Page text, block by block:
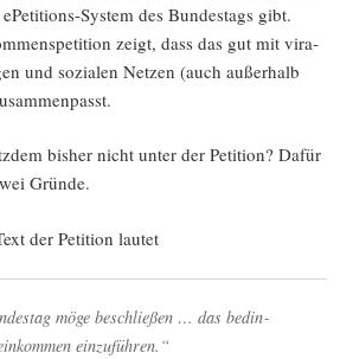
Sys­tem des Bun­des­tags gibt.
zeigt, dass das gut mit vira­
und sozia­len Net­zen (auch außer­halb
bis­her nicht unter der Peti­ti­on? Dafür
Gründe.
der Peti­ti­on lautet
möge beschlie­ßen … das bedin­
einzuführen.“